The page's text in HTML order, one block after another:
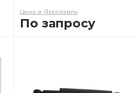
Цена в Ярославль
По запросу